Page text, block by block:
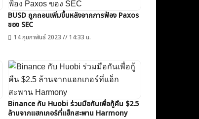
BUSD ถูกถอนเพิ่มขึ้นหลังจากการฟ้อง Paxos
ของ SEC
14 กุมภาพันธ์ 2023 // 14:33 น.
Binance กับ Huobi ร่วมมือกันเพื่อกู้คืน $2.5
ล้านจากแฮกเกอร์ที่แฮ็กสะพาน Harmony